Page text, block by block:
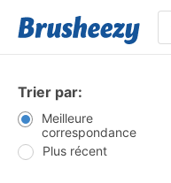
Trier par:
Meilleure
correspondance
Plus récent